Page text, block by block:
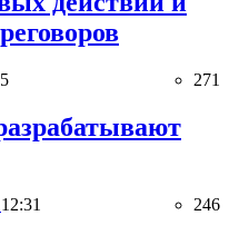
271
12:31 246